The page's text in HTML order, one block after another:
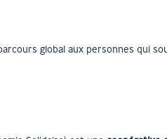
global aux personnes qui